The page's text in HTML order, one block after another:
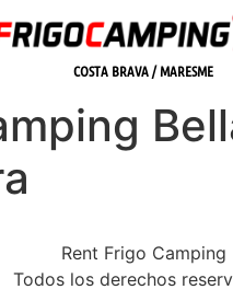
COSTA BRAVA / MARESME
Rent Frigo Camping
Todos los derechos